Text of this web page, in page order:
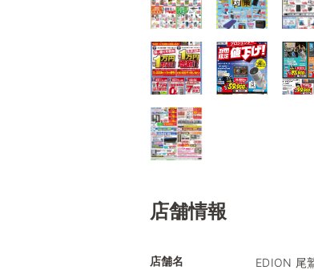
店舗情報
店舗名 EDION 尾